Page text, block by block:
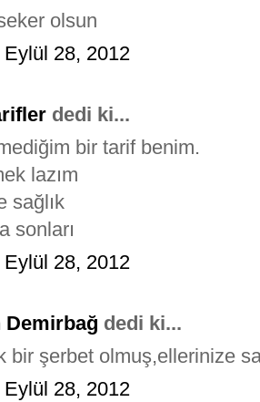
olsun
28, 2012
dedi ki...
bir tarif benim.
lazım
sağlık
sonları
28, 2012
Demirbağ dedi ki...
bir şerbet olmuş,ellerinize
28, 2012